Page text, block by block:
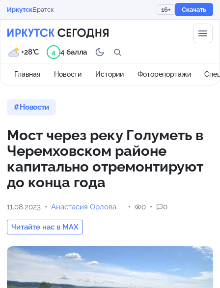
ИркутскБратск 16+ Скачать
Главная Новости Истории Фоторепортажи
+28°C 4 4 балла
Новости
Мост через реку Голуметь в
Черемховском районе
капитально отремонтируют
до конца года
11.08.2023 Анастасия Орлова
Читайте нас в MAX
0 0